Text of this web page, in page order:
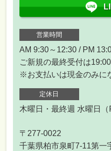
営業時間
AM 9:30～12:30 / PM
ご新規の最終受付は
※お支払いは現金のみに
定休日
木曜日・最終週 水曜日
〒277-0022
千葉県柏市泉町7-11第